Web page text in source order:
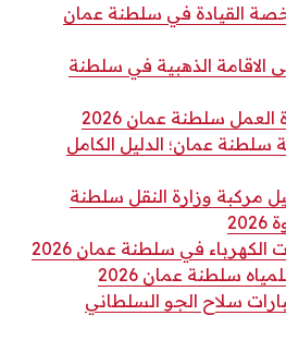
القيادة في سلطنة عمان
الذهبية في سلطنة
سلطنة عمان 2026
سلطنة عمان؛ الدليل الكامل
مركبة وزارة النقل سلطنة
في سلطنة عمان 2026
سلطنة عمان 2026
سلاح الجو السلطاني